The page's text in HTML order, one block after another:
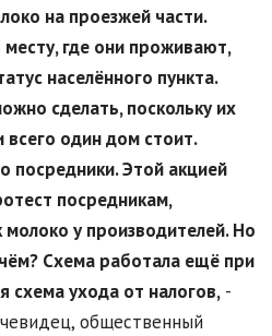
на проезжей части.
где они проживают,
населённого пункта.
сделать, поскольку их
один дом стоит.
посредники. Этой акцией
посредникам,
у производителей. Но
Схема работала ещё при
схема ухода от налогов, -
общественный